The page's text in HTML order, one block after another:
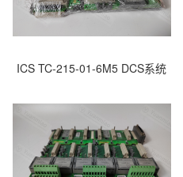
ICS TC-215-01-6M5 DCS系统